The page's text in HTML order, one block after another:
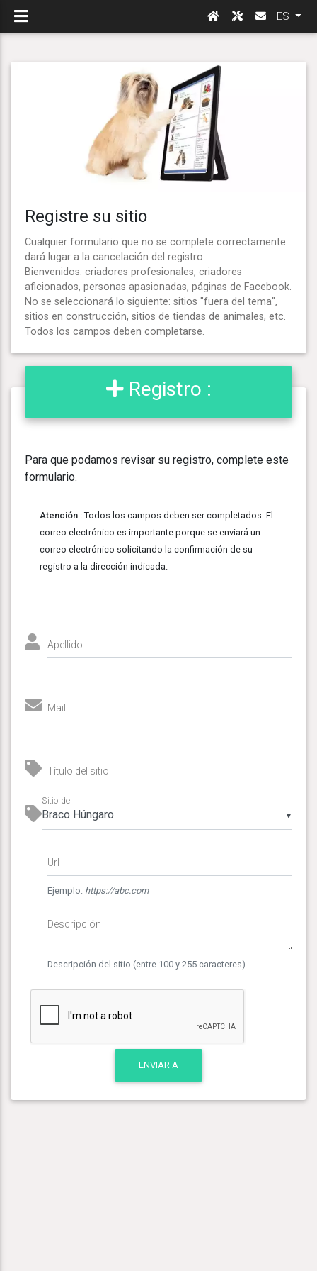
ES
Registre su sitio
Cualquier formulario que no se complete correctamente
dará lugar a la cancelación del registro.
Bienvenidos: criadores profesionales, criadores
aficionados, personas apasionadas, páginas de Facebook.
No se seleccionará lo siguiente: sitios "fuera del tema",
sitios en construcción, sitios de tiendas de animales, etc.
Todos los campos deben completarse.
Registro :
Para que podamos revisar su registro, complete este
formulario.
Atención : Todos los campos deben ser completados. El
correo electrónico es importante porque se enviará un
correo electrónico solicitando la confirmación de su
registro a la dirección indicada.
Apellido
Mail
Título del sitio
▼
Sitio de
Url
Ejemplo: https://abc.com
Descripción
Descripción del sitio (entre 100 y 255 caracteres)
ENVIAR A